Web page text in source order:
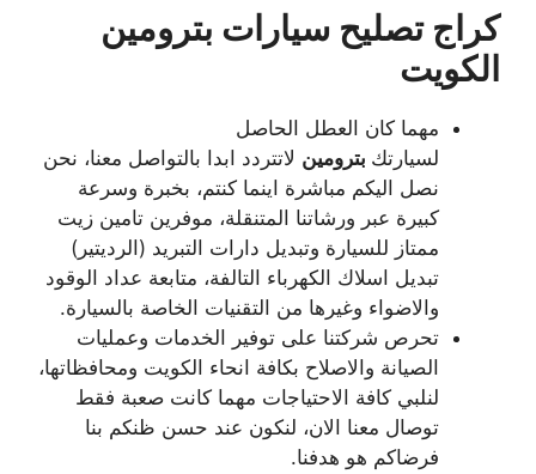
كراج تصليح سيارات بترومين
الكويت
مهما كان العطل الحاصل
لسيارتك بترومين لاتتردد ابدا بالتواصل معنا، نحن
نصل اليكم مباشرة اينما كنتم، بخبرة وسرعة
كبيرة عبر ورشاتنا المتنقلة، موفرين تامين زيت
ممتاز للسيارة وتبديل دارات التبريد (الرديتير)
تبديل اسلاك الكهرباء التالفة، متابعة عداد الوقود
والاضواء وغيرها من التقنيات الخاصة بالسيارة.
تحرص شركتنا على توفير الخدمات وعمليات
الصيانة والاصلاح بكافة انحاء الكويت ومحافظاتها،
لنلبي كافة الاحتياجات مهما كانت صعبة فقط
توصال معنا الان، لنكون عند حسن ظنكم بنا
فرضاكم هو هدفنا.